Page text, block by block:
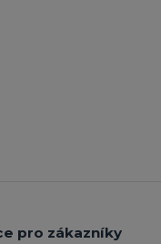
pro zákazníky